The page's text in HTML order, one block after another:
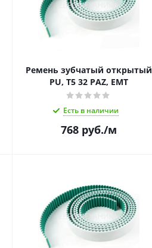
Ремень зубчатый открытый
PU, T5 32 PAZ, EMT
Есть в наличии
768руб./м